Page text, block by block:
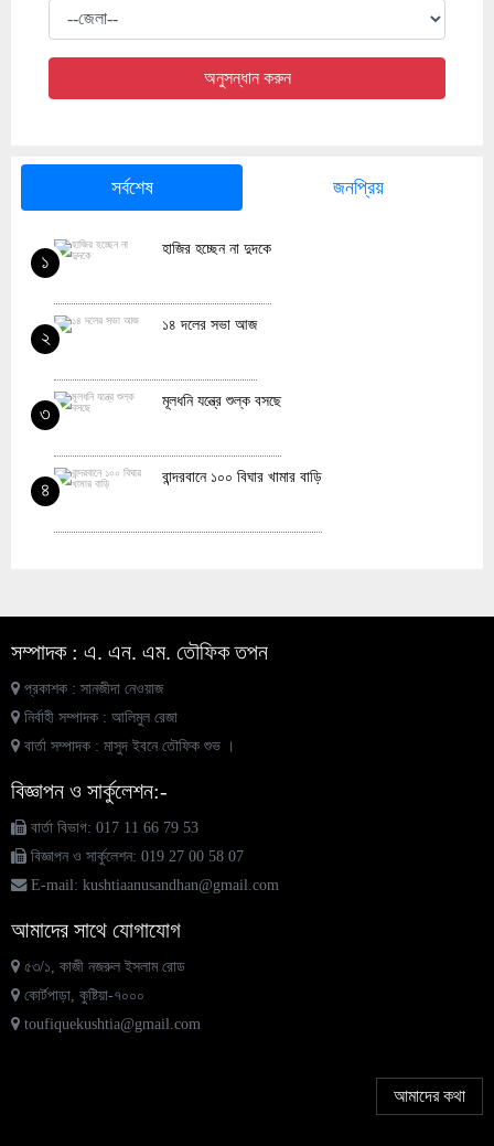
অনুসন্ধান করুন
সর্বশেষ জনপ্রিয়
১
হাজির হচ্ছেন না দুদকে
২
১৪ দলের সভা আজ
৩
মূলধনি যন্ত্রে শুল্ক বসছে
৪
বান্দরবানে ১০০ বিঘার খামার বাড়ি
৬
৭
৮
দৌলতপুরের প্রফেসর ওদুদ বিসু সরকারের মৃত্যুতে স্মরণসভা ও
দোয়া মাহফিল অনুষ্ঠিত
কুষ্টিয়ায় ৪দিন ব্যাপি আঞ্চলিক লাইটিং ইঞ্জিনিয়ারিং পণ্য ও
এহেতেশাম রেজা
আরও খবর...
সম্পাদক : এ. এন. এম. তৌফিক তপন
প্রকাশক : সানজীদা নেওয়াজ
নির্বাহী সম্পাদক : আলিমুল রেজা
বার্তা সম্পাদক : মাসুদ ইবনে তৌফিক শুভ ।
বিজ্ঞাপন ও সার্কুলেশন:-
বার্তা বিভাগ: 017 11 66 79 53
বিজ্ঞাপন ও সার্কুলেশন: 019 27 00 58 07
E-mail: kushtiaanusandhan@gmail.com
আমাদের সাথে যোগাযোগ
৫৩/১, কাজী নজরুল ইসলাম রোড
কোর্টপাড়া, কুষ্টিয়া-৭০০০
toufiquekushtia@gmail.com
আমাদের কথা